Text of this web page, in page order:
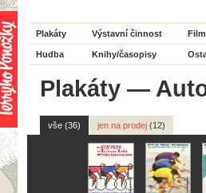
Plakáty Výstavní činnost
Hudba Knihy/časopisy
Plakáty —
vše (36) jen na prodej (12)